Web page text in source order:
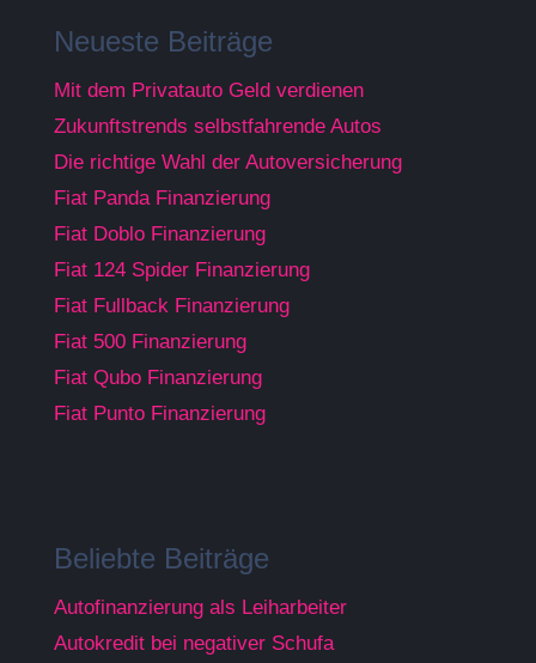
Neueste Beiträge
Mit dem Privatauto Geld verdienen
Zukunftstrends selbstfahrende Autos
Die richtige Wahl der Autoversicherung
Fiat Panda Finanzierung
Fiat Doblo Finanzierung
Fiat 124 Spider Finanzierung
Fiat Fullback Finanzierung
Fiat 500 Finanzierung
Fiat Qubo Finanzierung
Fiat Punto Finanzierung
Beliebte Beiträge
Autofinanzierung als Leiharbeiter
Autokredit bei negativer Schufa